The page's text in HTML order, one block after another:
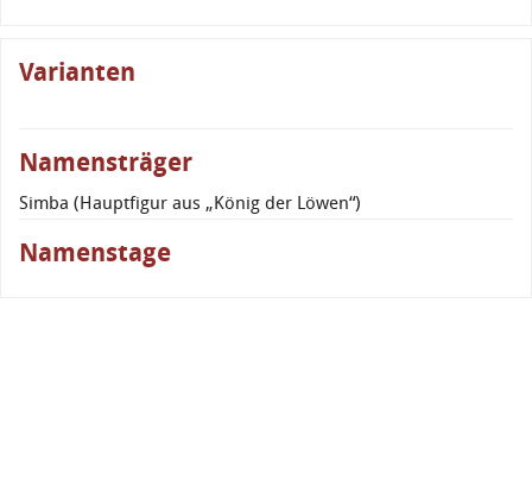
Varianten
Namensträger
Simba (Hauptfigur aus „König der Löwen“)
Namenstage